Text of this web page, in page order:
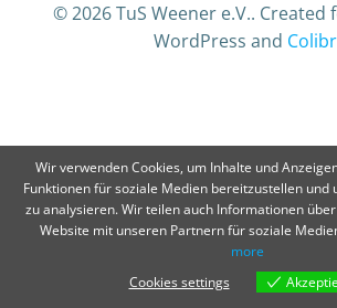
© 2026 TuS Weener e.V.. Created
WordPress and
Wir verwenden Cookies, um Inhalte und
Funktionen für soziale Medien bereitzustellen und
zu analysieren. Wir teilen auch Informationen
Website mit unseren Partnern für soziale
more
Cookies settings